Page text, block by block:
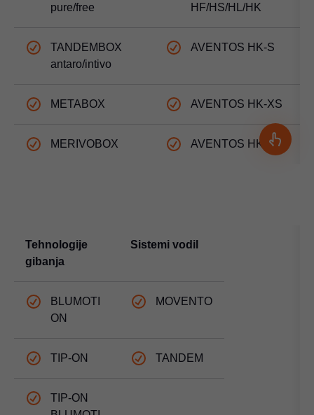
pure/free
HF/HS/HL/HK
TANDEMBOX
antaro/intivo
AVENTOS HK-S
METABOX AVENTOS HK-XS
MERIVOBOX AVENTOS HK top
Tehnologije
gibanja
Sistemi vodil
BLUMOTI
ON
MOVENTO
TIP-ON TANDEM
TIP-ON